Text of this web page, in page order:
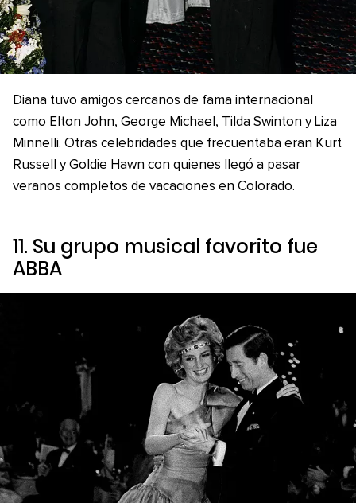
Diana tuvo amigos cercanos de fama internacional
como Elton John, George Michael, Tilda Swinton y Liza
Minnelli. Otras celebridades que frecuentaba eran Kurt
Russell y Goldie Hawn con quienes llegó a pasar
veranos completos de vacaciones en Colorado.
11. Su grupo musical favorito fue
ABBA